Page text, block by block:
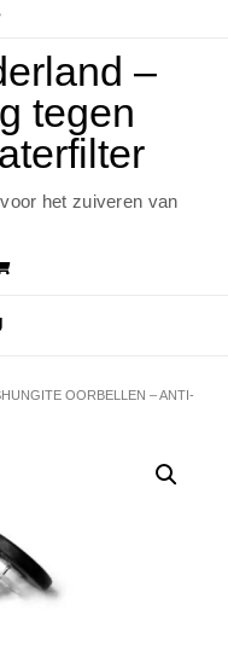
–
tegen
het zuiveren van
OORBELLEN – ANTI-